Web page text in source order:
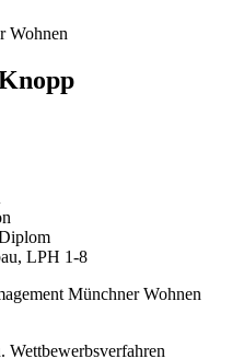
Wohnen
LPH 1-8
Münchner Wohnen
Wettbewerbsverfahren